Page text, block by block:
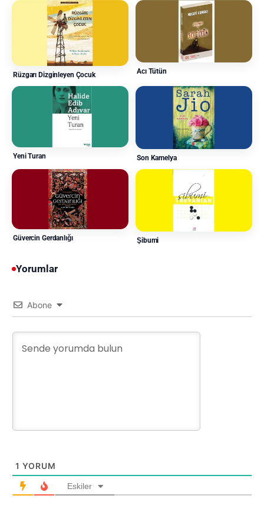
Rüzgarı Dizginleyen Çocuk Acı Tütün
Yeni Turan Son Kamelya
Güvercin Gerdanlığı Şibumi
Yorumlar
Abone
1 YORUM
Eskiler